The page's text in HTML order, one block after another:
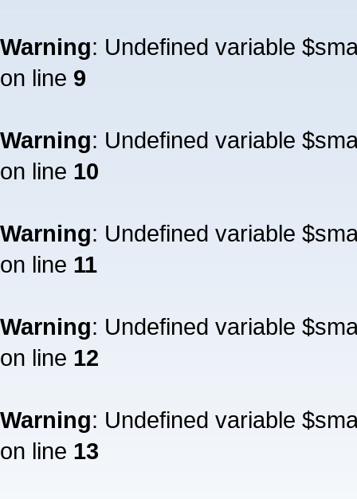
Warning: Undefined variable
on line 9
Warning: Undefined variable
on line 10
Warning: Undefined variable
on line 11
Warning: Undefined variable
on line 12
Warning: Undefined variable
on line 13